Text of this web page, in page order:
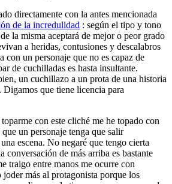
directamente con la antes mencionada
de la incredulidad : según el tipo y tono
la misma aceptará de mejor o peor grado
a heridas, contusiones y descalabros
con un personaje que no es capaz de
de cuchilladas es hasta insultante.
un cuchillazo a un prota de una historia
Digamos que tiene licencia para
con este cliché me he topado con
un personaje tenga que salir
escena. No negaré que tengo cierta
conversación de más arriba es bastante
traigo entre manos me ocurre con
más al protagonista porque los